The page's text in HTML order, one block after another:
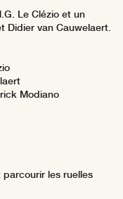
Le Clézio et un
Didier van Cauwelaert.
Modiano
parcourir les ruelles